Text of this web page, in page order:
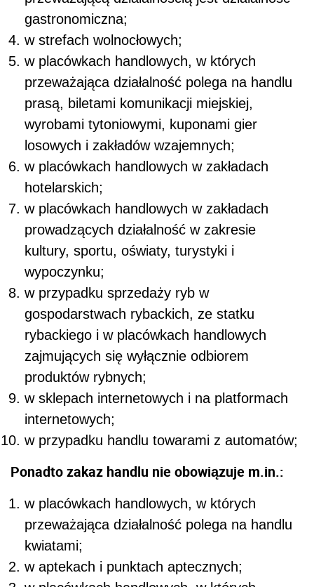
gastronomiczna;
w strefach wolnocłowych;
w placówkach handlowych, w których
przeważająca działalność polega na handlu
prasą, biletami komunikacji miejskiej,
wyrobami tytoniowymi, kuponami gier
losowych i zakładów wzajemnych;
w placówkach handlowych w zakładach
hotelarskich;
w placówkach handlowych w zakładach
prowadzących działalność w zakresie
kultury, sportu, oświaty, turystyki i
wypoczynku;
w przypadku sprzedaży ryb w
gospodarstwach rybackich, ze statku
rybackiego i w placówkach handlowych
zajmujących się wyłącznie odbiorem
produktów rybnych;
w sklepach internetowych i na platformach
internetowych;
w przypadku handlu towarami z automatów;
Ponadto zakaz handlu nie obowiązuje m.in.:
w placówkach handlowych, w których
przeważająca działalność polega na handlu
kwiatami;
w aptekach i punktach aptecznych;